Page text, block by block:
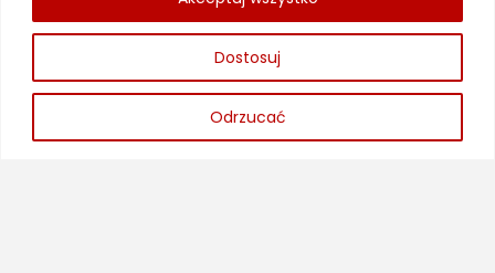
Dostosuj
Odrzucać
Kontrola dostępu
Sygnalizacja pożaru